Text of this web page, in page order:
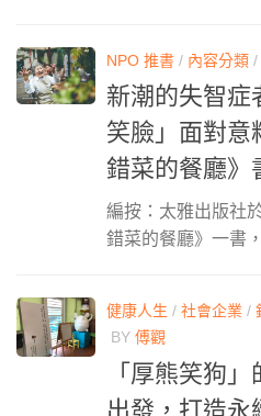
NPO 推書 / 內容分類 /
新潮的失智症
笑臉」面對意
錯菜的餐廳》
編按：太雅出版社
錯菜的餐廳》一書
健康人生 / 社會企業 /
BY 傅觀
「厚熊笑狗
出發，打造永